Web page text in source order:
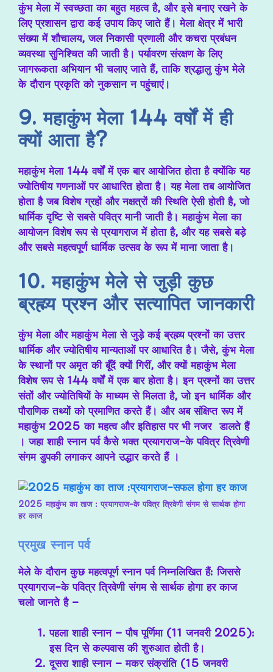
कुंभ मेला में स्वच्छता का बहुत महत्व है, और इसे बनाए रखने के
लिए प्रशासन द्वारा कई उपाय किए जाते हैं। मेला क्षेत्र में भारी
संख्या में शौचालय, जल निकासी प्रणाली और कचरा प्रबंधन
व्यवस्था सुनिश्चित की जाती है। पर्यावरण संरक्षण के लिए
जागरूकता अभियान भी चलाए जाते हैं, ताकि श्रद्धालु कुंभ मेले
के दौरान प्रकृति को नुकसान न पहुंचाएं।
9. महाकुंभ मेला 144 वर्षों में ही
क्यों आता है?
महाकुंभ मेला 144 वर्षों में एक बार आयोजित होता है क्योंकि यह
ज्योतिषीय गणनाओं पर आधारित होता है। यह मेला तब आयोजित
होता है जब विशेष ग्रहों और नक्षत्रों की स्थिति ऐसी होती है, जो
धार्मिक दृष्टि से सबसे पवित्र मानी जाती है। महाकुंभ मेला का
आयोजन विशेष रूप से प्रयागराज में होता है, और यह सबसे बड़े
और सबसे महत्वपूर्ण धार्मिक उत्सव के रूप में माना जाता है।
10. महाकुंभ मेले से जुड़ी कुछ
ब्रह्म्य प्रश्न और सत्यापित जानकारी
कुंभ मेला और महाकुंभ मेला से जुड़े कई ब्रह्म्य प्रश्नों का उत्तर
धार्मिक और ज्योतिषीय मान्यताओं पर आधारित है। जैसे, कुंभ मेला
के स्थानों पर अमृत की बूँदें क्यों गिरीं, और क्यों महाकुंभ मेला
विशेष रूप से 144 वर्षों में एक बार होता है। इन प्रश्नों का उत्तर
संतों और ज्योतिषियों के माध्यम से मिलता है, जो इन धार्मिक और
पौराणिक तथ्यों को प्रमाणित करते हैं। और अब संक्षिप्त रूप में
महाकुंभ 2025 का महत्व और इतिहास पर भी नजर डालते हैं
। जहा शाही स्नान पर्व कैसे भक्त प्रयागराज-के पवित्र त्रिवेणी
संगम डुपकी लगाकर आपने उद्धार करते हैं ।
2025 महाकुंभ का ताज : प्रयागराज-के पवित्र त्रिवेणी संगम से सार्थक होगा
हर काज
प्रमुख स्नान पर्व
मेले के दौरान कुछ महत्वपूर्ण स्नान पर्व निम्नलिखित हैं: जिससे
प्रयागराज-के पवित्र त्रिवेणी संगम से सार्थक होगा हर काज
चलो जानते है –
पहला शाही स्नान – पौष पूर्णिमा (11 जनवरी 2025):
इस दिन से कल्पवास की शुरुआत होती है।
दूसरा शाही स्नान – मकर संक्रांति (15 जनवरी